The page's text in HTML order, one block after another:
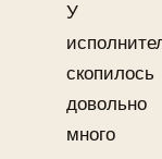
У
скопилось
довольно
много